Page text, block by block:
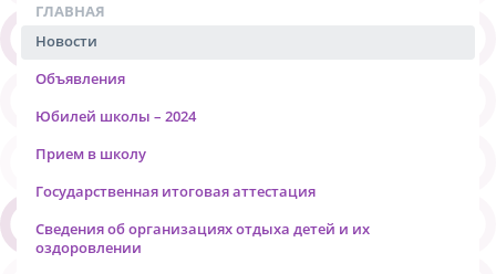
ГЛАВНАЯ
Новости
Объявления
Юбилей школы – 2024
Прием в школу
Государственная итоговая аттестация
Сведения об организациях отдыха детей и их
оздоровлении